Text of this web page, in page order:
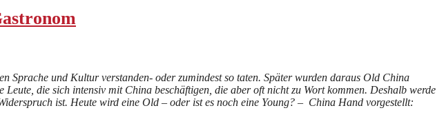
Sprache und Kultur verstanden- oder zumindest so taten. Später wurden daraus Old China
die sich intensiv mit China beschäftigen, die aber oft nicht zu Wort kommen. Deshalb werde
ist. Heute wird eine Old – oder ist es noch eine Young? – China Hand vorgestellt: